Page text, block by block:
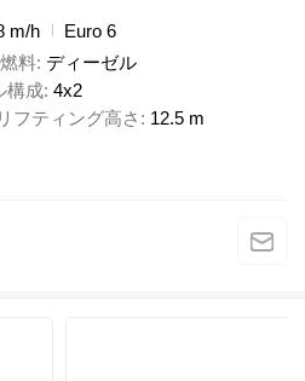
m/h
Euro 6
燃料 ディーゼル
構成 4x2
リフティング高さ 12.5 m